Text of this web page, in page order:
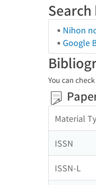
Nihon
Google
You can
Material
ISSN
ISSN-L